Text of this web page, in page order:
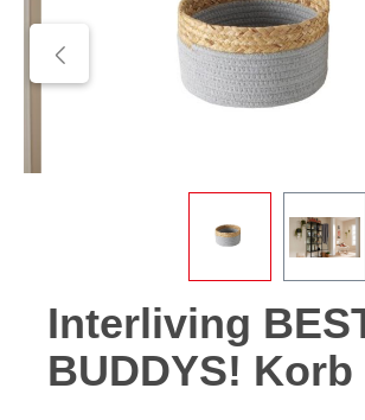
Interliving
BUDDYS! Korb